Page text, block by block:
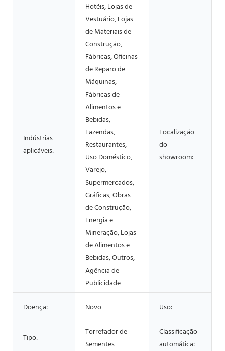
Indústrias
aplicáveis:
Hotéis, Lojas de
Vestuário, Lojas
de Materiais de
Construção,
Fábricas, Oficinas
de Reparo de
Máquinas,
Fábricas de
Alimentos e
Bebidas,
Fazendas,
Restaurantes,
Uso Doméstico,
Varejo,
Supermercados,
Gráficas, Obras
de Construção,
Energia e
Mineração, Lojas
de Alimentos e
Bebidas, Outros,
Agência de
Publicidade
Localização
do
showroom:
Doença: Novo Uso:
Tipo:
Torrefador de
Sementes
Classificação
automática: